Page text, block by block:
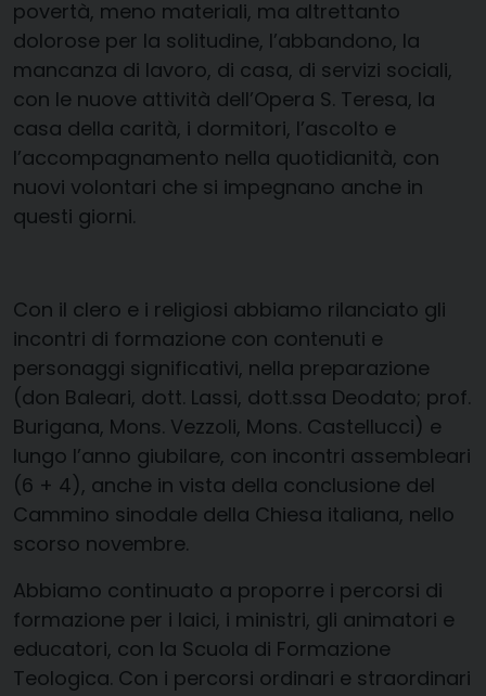
povertà, meno materiali, ma altrettanto
dolorose per la solitudine, l’abbandono, la
mancanza di lavoro, di casa, di servizi sociali,
con le nuove attività dell’Opera S. Teresa, la
casa della carità, i dormitori, l’ascolto e
l’accompagnamento nella quotidianità, con
nuovi volontari che si impegnano anche in
questi giorni.
Con il clero e i religiosi abbiamo rilanciato gli
incontri di formazione con contenuti e
personaggi significativi, nella preparazione
(don Baleari, dott. Lassi, dott.ssa Deodato; prof.
Burigana, Mons. Vezzoli, Mons. Castellucci) e
lungo l’anno giubilare, con incontri assembleari
(6 + 4), anche in vista della conclusione del
Cammino sinodale della Chiesa italiana, nello
scorso novembre.
Abbiamo continuato a proporre i percorsi di
formazione per i laici, i ministri, gli animatori e
educatori, con la Scuola di Formazione
Teologica. Con i percorsi ordinari e straordinari